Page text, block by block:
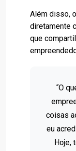
Além disso,
diretamente
que
“O
coisas
eu
Hoje,